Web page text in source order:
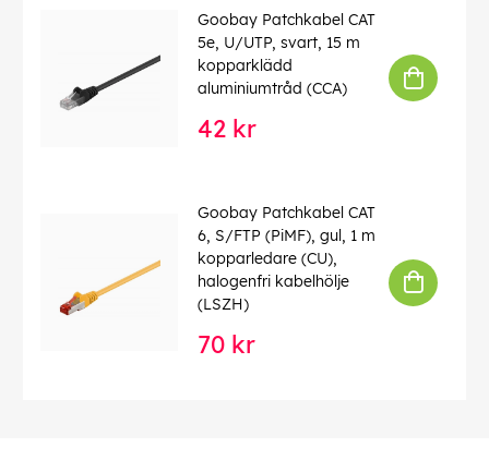
Goobay Patchkabel CAT
5e, U/UTP, svart, 15 m
kopparklädd
aluminiumtråd (CCA)
42 kr
Goobay Patchkabel CAT
6, S/FTP (PiMF), gul, 1 m
kopparledare (CU),
halogenfri kabelhölje
(LSZH)
70 kr